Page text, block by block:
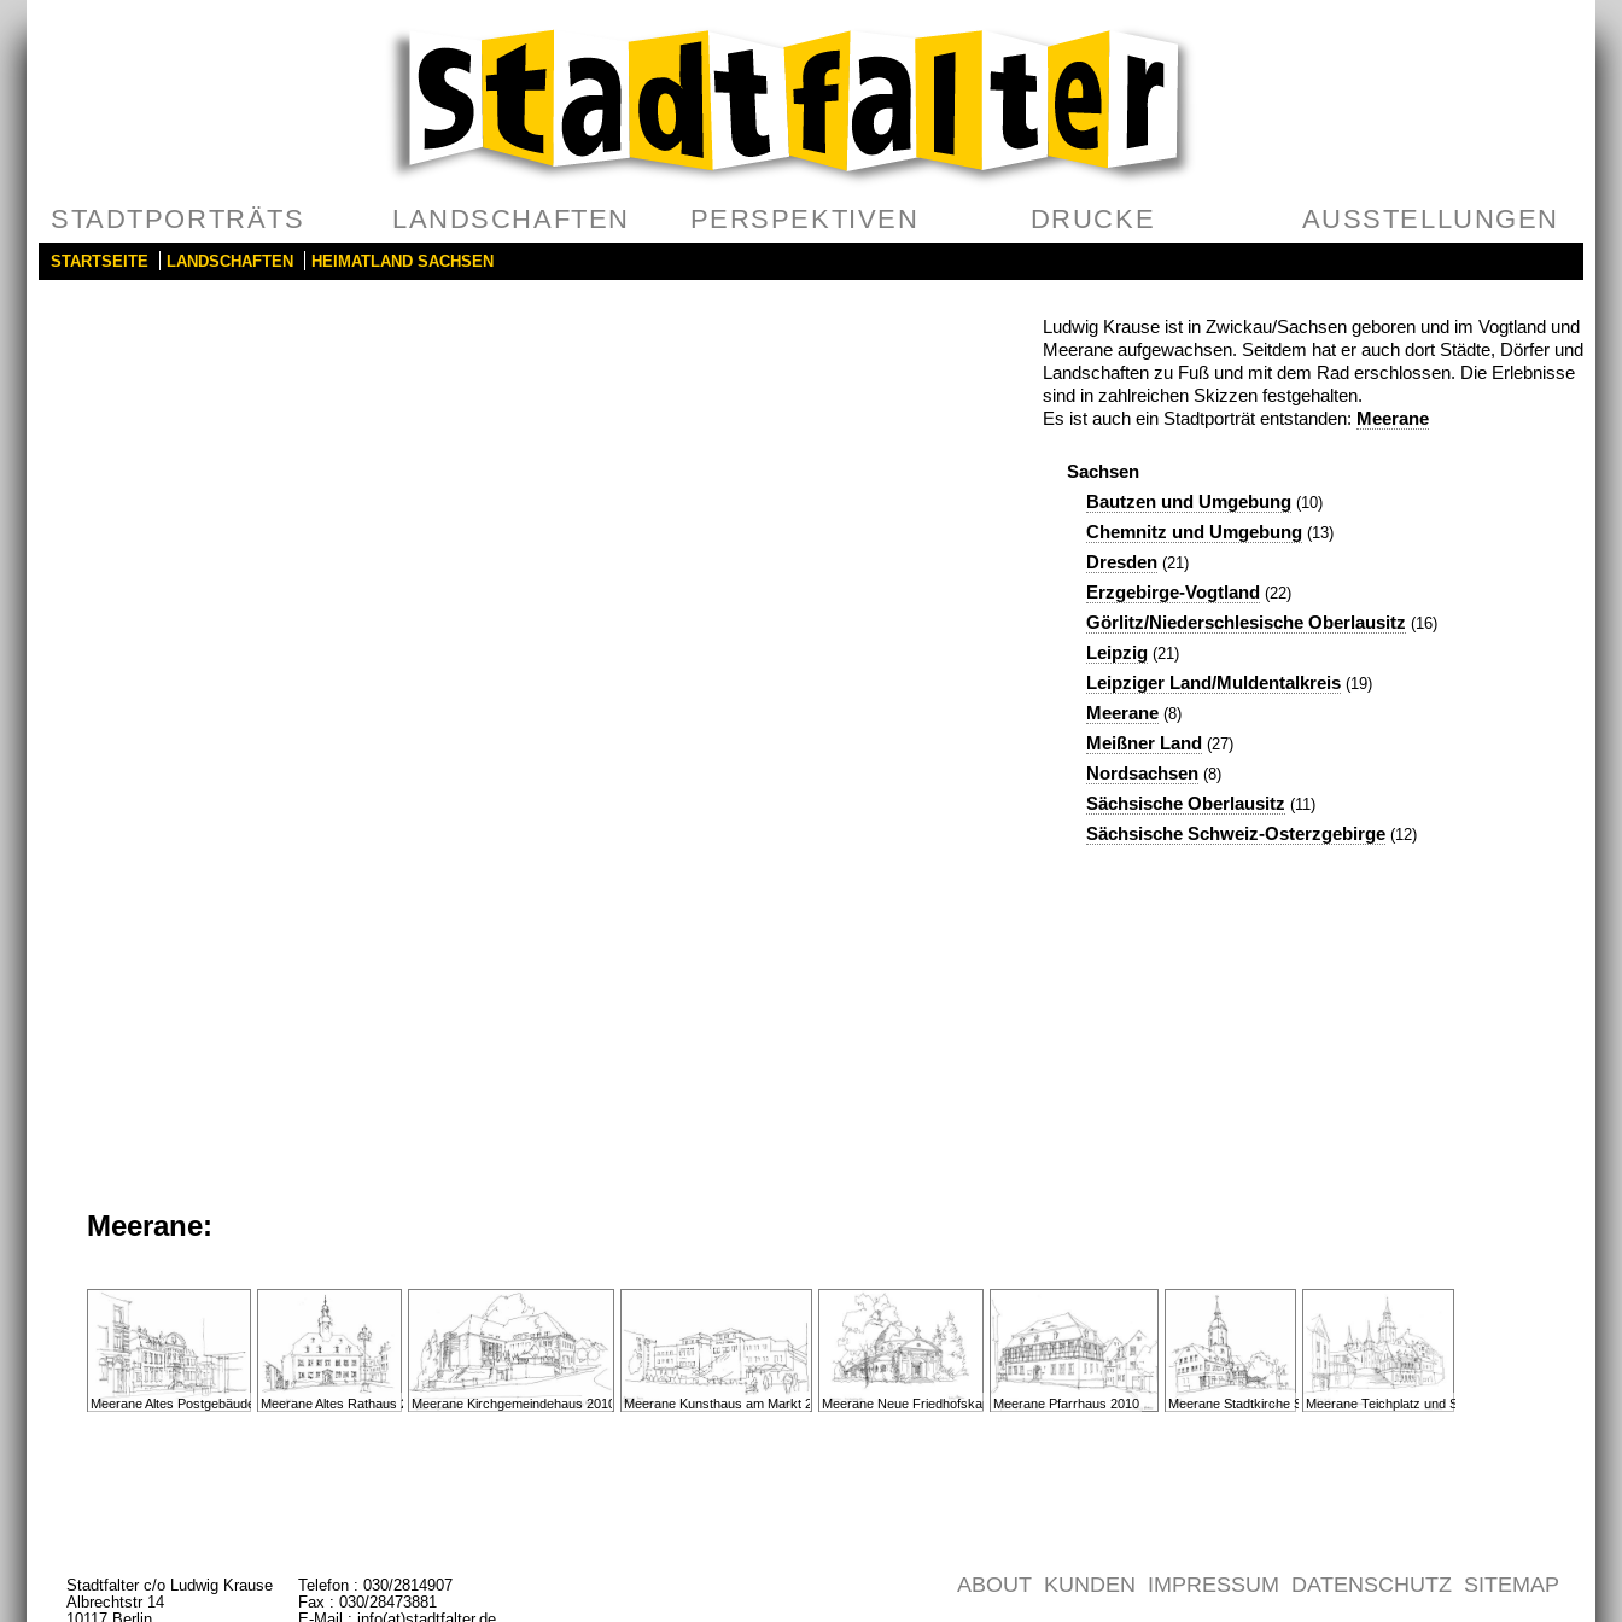
STADTPORTRÄTS LANDSCHAFTEN PERSPEKTIVEN DRUCKE AUSSTELLUNGEN
STARTSEITE LANDSCHAFTEN HEIMATLAND SACHSEN
Ludwig Krause ist in Zwickau/Sachsen geboren und im Vogtland und
Meerane aufgewachsen. Seitdem hat er auch dort Städte, Dörfer und
Landschaften zu Fuß und mit dem Rad erschlossen. Die Erlebnisse
sind in zahlreichen Skizzen festgehalten.
Es ist auch ein Stadtporträt entstanden: Meerane
Sachsen
Bautzen und Umgebung (10)
Chemnitz und Umgebung (13)
Dresden (21)
Erzgebirge-Vogtland (22)
Görlitz/Niederschlesische Oberlausitz (16)
Leipzig (21)
Leipziger Land/Muldentalkreis (19)
Meerane (8)
Meißner Land (27)
Nordsachsen (8)
Sächsische Oberlausitz (11)
Sächsische Schweiz-Osterzgebirge (12)
Meerane:
Meerane Altes Postgebäude 2009Meerane Altes Rathaus 2012Meerane Kirchgemeindehaus 2010 Meerane Kunsthaus am Markt 2010Meerane Neue FriedhofskapelleMeerane Pfarrhaus 2010 Meerane Stadtkirche St. Martin 2009Meerane Teichplatz und Stadtkirche St. Martin 2012
Stadtfalter c/o Ludwig Krause
Albrechtstr 14
Telefon : 030/2814907
Fax : 030/28473881
ABOUT KUNDEN IMPRESSUM DATENSCHUTZ SITEMAP